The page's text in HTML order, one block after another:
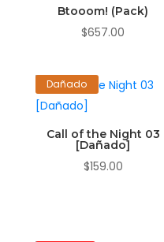
Btooom! (Pack)
$657.00
Dañado
Call of the Night 03
[Dañado]
$159.00